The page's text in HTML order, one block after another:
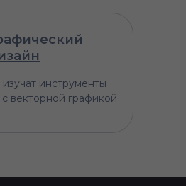
инструменты
векторной графикой